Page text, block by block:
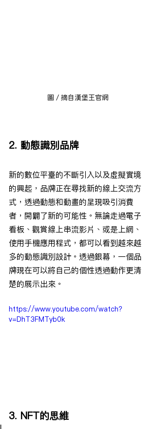
圖／摘自漢堡王官網
2. 動態識別品牌
新的數位平臺的不斷引入以及虛擬實境
的興起，品牌正在尋找新的線上交流方
式，透過動態和動畫的呈現吸引消費
者，開闢了新的可能性。無論走過電子
看板、觀賞線上串流影片、或是上網、
使用手機應用程式，都可以看到越來越
多的動態識別設計。透過銀幕，一個品
牌現在可以將自己的個性透過動作更清
楚的展示出來。
https://www.youtube.com/watch?
v=DhT3FMTyb0k
3. NFT的思維